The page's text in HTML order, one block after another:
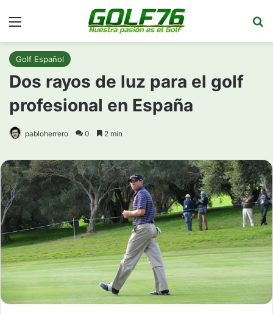
Golf Español
Dos rayos de luz para el golf
profesional en España
pabloherrero 0 2 min